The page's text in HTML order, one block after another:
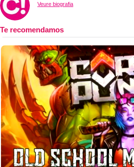
Veure biografia